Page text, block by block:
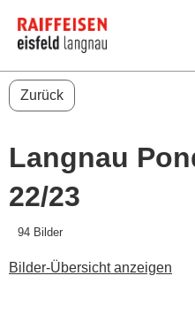
Zurück
Langnau
22/23
94 Bilder
Bilder-Übersicht anzeigen